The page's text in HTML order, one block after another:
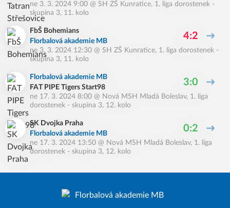
ne 3. 3. 2024 9:00 @ SH ZŠ Kunratice, 1. liga dorostenek -
skupina 3, 11. kolo
FbŠ Bohemians
Florbalová akademie MB
4:2
ne 3. 3. 2024 12:30 @ SH ZŠ Kunratice, 1. liga dorostenek -
skupina 3, 11. kolo
Florbalová akademie MB
FAT PIPE Tigers Start98
3:0
ne 17. 3. 2024 8:00 @ Nová MSH Mladá Boleslav, 1. liga
dorostenek - skupina 3, 12. kolo
SK Dvojka Praha
Florbalová akademie MB
0:2
ne 17. 3. 2024 13:50 @ Nová MSH Mladá Boleslav, 1. liga
dorostenek - skupina 3, 12. kolo